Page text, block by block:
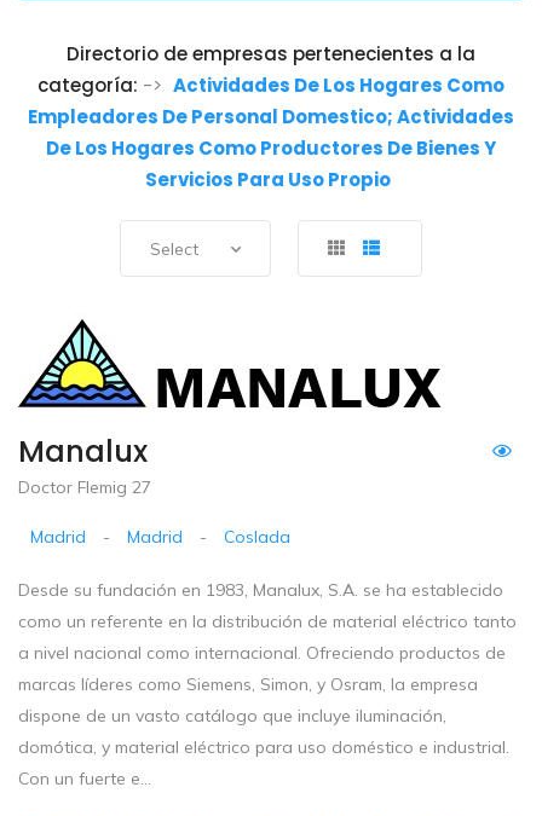
Directorio de empresas pertenecientes a la
categoría: -> Actividades De Los Hogares Como
Empleadores De Personal Domestico; Actividades
De Los Hogares Como Productores De Bienes Y
Servicios Para Uso Propio
Select
Manalux
Doctor Flemig 27
Madrid - Madrid - Coslada
Desde su fundación en 1983, Manalux, S.A. se ha establecido
como un referente en la distribución de material eléctrico tanto
a nivel nacional como internacional. Ofreciendo productos de
marcas líderes como Siemens, Simon, y Osram, la empresa
dispone de un vasto catálogo que incluye iluminación,
domótica, y material eléctrico para uso doméstico e industrial.
Con un fuerte e...